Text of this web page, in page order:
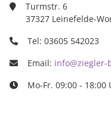
Turmstr. 6
37327 Leinefelde-
Tel: 03605 542023
Email: info@ziegler-
Mo-Fr. 09:00 - 18:00